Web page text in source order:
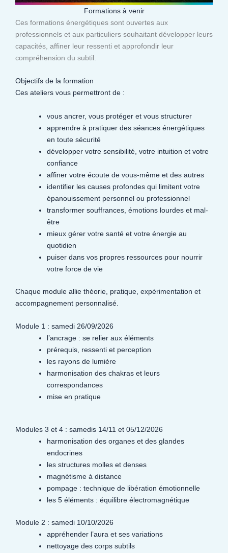
Formations à venir
Ces formations énergétiques sont ouvertes aux
professionnels et aux particuliers souhaitant développer leurs
capacités, affiner leur ressenti et approfondir leur
compréhension du subtil.​
Objectifs de la formation
Ces ateliers vous permettront de :
vous ancrer, vous protéger et vous structurer
apprendre à pratiquer des séances énergétiques
en toute sécurité
développer votre sensibilité, votre intuition et votre
confiance
affiner votre écoute de vous-même et des autres
identifier les causes profondes qui limitent votre
épanouissement personnel ou professionnel
transformer souffrances, émotions lourdes et mal-
être
mieux gérer votre santé et votre énergie au
quotidien
puiser dans vos propres ressources pour nourrir
votre force de vie
Chaque module allie théorie, pratique, expérimentation et
accompagnement personnalisé.
Module 1 : samedi 26/09/2026
l’ancrage : se relier aux éléments
prérequis, ressenti et perception
les rayons de lumière
harmonisation des chakras et leurs
correspondances
mise en pratique
Modules 3 et 4 : samedis 14/11 et 05/12/2026
harmonisation des organes et des glandes
endocrines
les structures molles et denses
magnétisme à distance
pompage : technique de libération émotionnelle
les 5 éléments : équilibre électromagnétique
Module 2 : samedi 10/10/2026
appréhender l’aura et ses variations
nettoyage des corps subtils